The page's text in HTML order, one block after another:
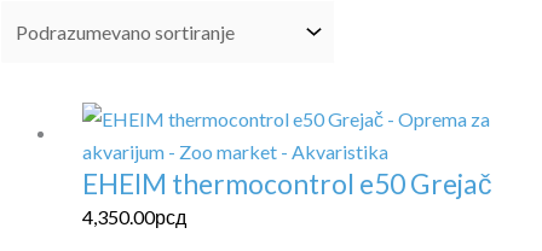
EHEIM thermocontrol e50 Grejač
4,350.00рсд